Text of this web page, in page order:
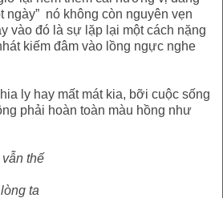
ngày” nó không còn nguyên vẹn
vào đó là sự lặp lại một cách nặng
kiếm đâm vào lồng ngực nghe
ly hay mất mát kia, bỡi cuộc sống
phải hoàn toàn màu hồng như
thế
ta